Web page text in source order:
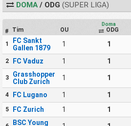
DOMA/ ODG (SUPER LIGA)
# Tim OU
Doma
ODG
1
FC Sankt
Gallen 1879
1 1
2 FC Vaduz 1 1
3
Grasshopper
Club Zurich
1 1
4 FC Lugano 1 1
5 FC Zurich 1 1
BSC Young